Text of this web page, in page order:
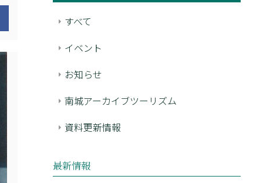
すべて
イベント
お知らせ
南城アーカイブツーリズム
資料更新情報
最新情報